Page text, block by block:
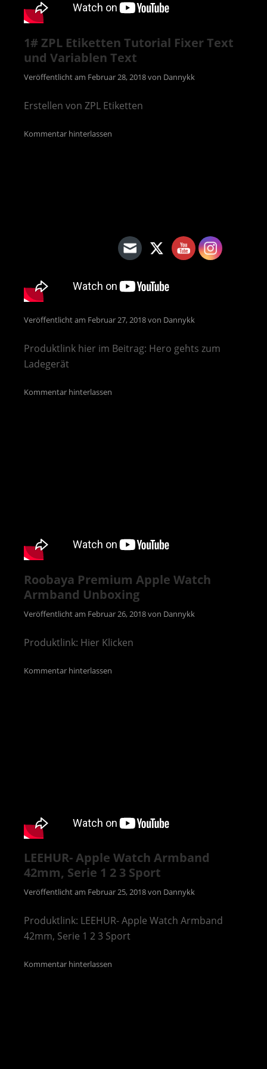
1# ZPL Etiketten Tutorial Fixer Text
und Variablen Text
Veröffentlicht am Februar 28, 2018von Dannykk
Erstellen von ZPL Etiketten
Kommentar hinterlassen
Veröffentlicht am Februar 27, 2018von Dannykk
Produktlink hier im Beitrag: Hero gehts zum
Ladegerät
Kommentar hinterlassen
Roobaya Premium Apple Watch
Armband Unboxing
Veröffentlicht am Februar 26, 2018von Dannykk
Produktlink: Hier Klicken
Kommentar hinterlassen
LEEHUR- Apple Watch Armband
42mm, Serie 1 2 3 Sport
Veröffentlicht am Februar 25, 2018von Dannykk
Produktlink: LEEHUR- Apple Watch Armband
42mm, Serie 1 2 3 Sport
Kommentar hinterlassen